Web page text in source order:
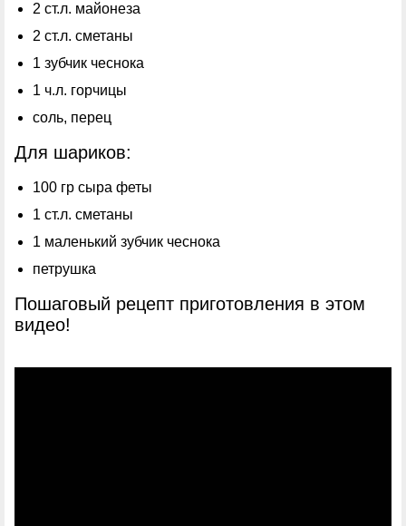
2 ст.л. майонеза
2 ст.л. сметаны
1 зубчик чеснока
1 ч.л. горчицы
соль, перец
Для шариков:
100 гр сыра феты
1 ст.л. сметаны
1 маленький зубчик чеснока
петрушка
Пошаговый рецепт приготовления в этом
видео!